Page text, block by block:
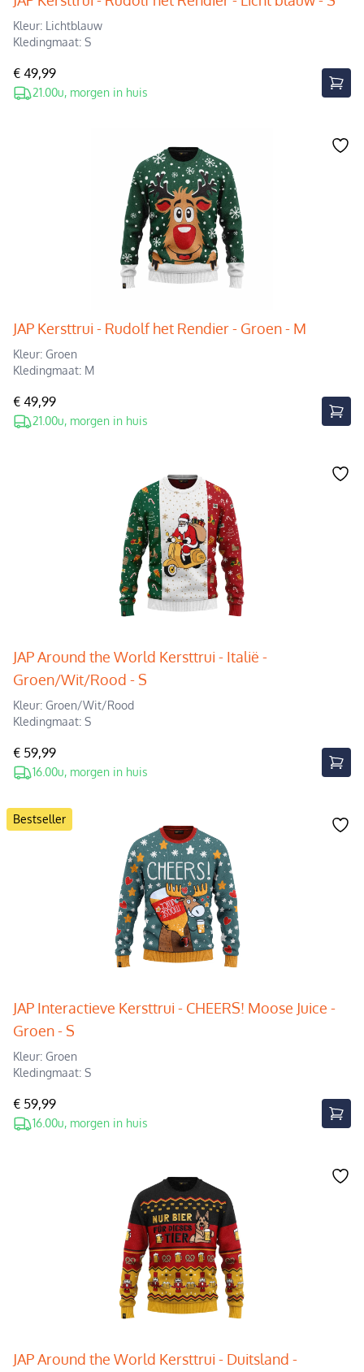
Kleur: Lichtblauw
Kledingmaat: S
€ 49,99
21.00u, morgen in huis
JAP Kersttrui - Rudolf het Rendier - Groen - M
Kleur: Groen
Kledingmaat: M
€ 49,99
21.00u, morgen in huis
JAP Around the World Kersttrui - Italië -
Groen/Wit/Rood - S
Kleur: Groen/Wit/Rood
Kledingmaat: S
€ 59,99
16.00u, morgen in huis
Bestseller
JAP Interactieve Kersttrui - CHEERS! Moose Juice -
Groen - S
Kleur: Groen
Kledingmaat: S
€ 59,99
16.00u, morgen in huis
JAP Around the World Kersttrui - Duitsland -